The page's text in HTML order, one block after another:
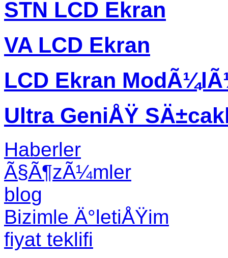
STN LCD Ekran
VA LCD Ekran
LCD Ekran
Ultra GeniÅŸ
Haberler
Ã§Ã¶zÃ¼mler
blog
Bizimle Ä°letiÅŸim
fiyat teklifi